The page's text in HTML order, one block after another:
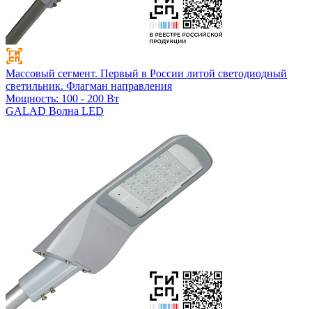
Массовый сегмент. Первый в России литой светодиодный
светильник. Флагман направления
Мощность: 100 - 200 Вт
GALAD Волна LED